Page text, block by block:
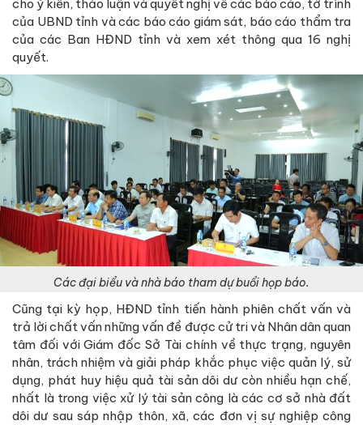
cho ý kiến, thảo luận và quyết nghị về các báo cáo, tờ trình
của UBND tỉnh và các báo cáo giám sát, báo cáo thẩm tra
của các Ban HĐND tỉnh và xem xét thông qua 16 nghị
quyết.
Các đại biểu và nhà báo tham dự buổi họp báo.
Cũng tại kỳ họp, HĐND tỉnh tiến hành phiên chất vấn và
trả lời chất vấn những vấn đề được cử tri và Nhân dân quan
tâm đối với Giám đốc Sở Tài chính về thực trạng, nguyên
nhân, trách nhiệm và giải pháp khắc phục việc quản lý, sử
dụng, phát huy hiệu quả tài sản dôi dư còn nhiều hạn chế,
nhất là trong việc xử lý tài sản công là các cơ sở nhà đất
dôi dư sau sáp nhập thôn, xã, các đơn vị sự nghiệp công